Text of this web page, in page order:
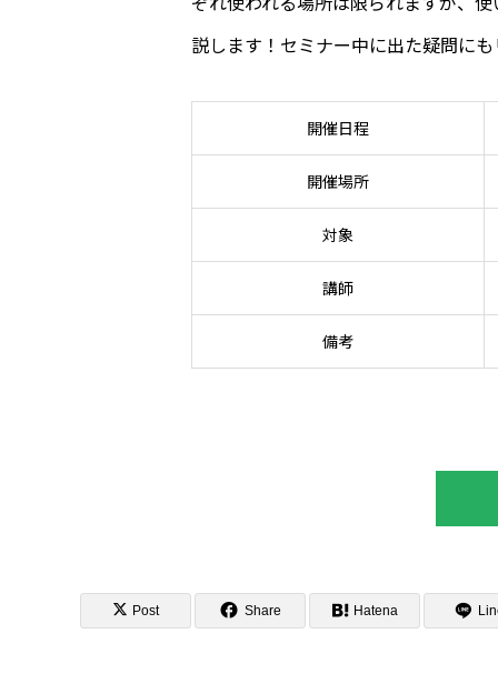
ぞれ使われる場所は限られますが、
説します！セミナー中に出た疑問に
開催日程
開催場所
対象
講師
備考
Post Share Hatena